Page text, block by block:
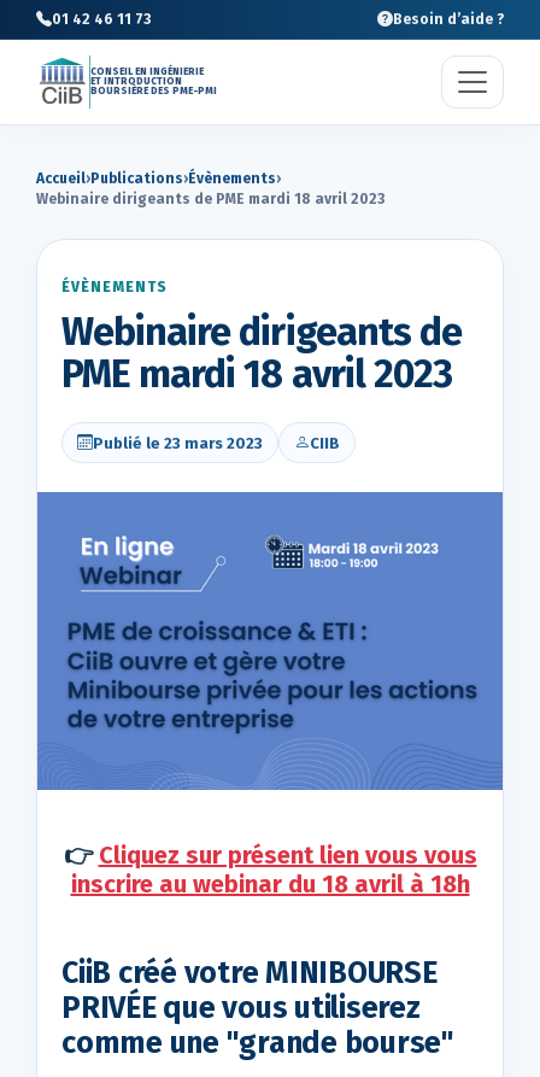
01 42 46 11 73 Besoin d’aide ?
CONSEIL EN INGÉNIERIE
ET INTRODUCTION
BOURSIÈRE DES PME-PMI
Accueil› Publications› Évènements›
Webinaire dirigeants de PME mardi 18 avril 2023
ÉVÈNEMENTS
Webinaire dirigeants de
PME mardi 18 avril 2023
Publié le 23 mars 2023 CIIB
👉 Cliquez sur présent lien vous vous
inscrire au webinar du 18 avril à 18h
CiiB créé votre MINIBOURSE
PRIVÉE que vous utiliserez
comme une "grande bourse"